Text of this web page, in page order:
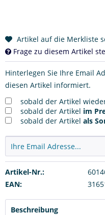
Artikel auf die Merkliste
Frage zu diesem Artikel
Hinterlegen Sie Ihre Email
diesen Artikel informiert.
sobald der Artikel
sobald der Artikel im
sobald der Artikel als
Artikel-Nr.:
EAN:
Beschreibung